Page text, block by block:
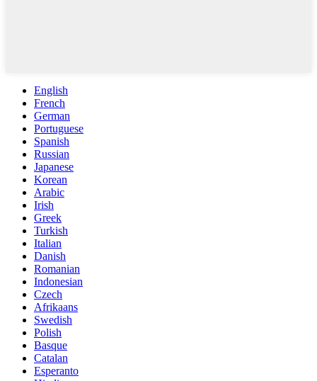
English
French
German
Portuguese
Spanish
Russian
Japanese
Korean
Arabic
Irish
Greek
Turkish
Italian
Danish
Romanian
Indonesian
Czech
Afrikaans
Swedish
Polish
Basque
Catalan
Esperanto